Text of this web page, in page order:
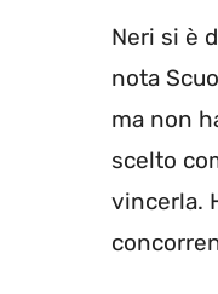
Neri si è
nota
ma non
scelto
vincerla.